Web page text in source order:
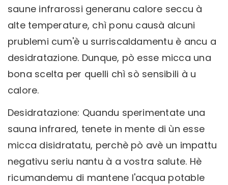
saune infrarossi generanu calore seccu à
alte temperature, chì ponu causà alcuni
prublemi cum'è u surriscaldamentu è ancu a
desidratazione. Dunque, pò esse micca una
bona scelta per quelli chì sò sensibili à u
calore.
Desidratazione: Quandu sperimentate una
sauna infrared, tenete in mente di ùn esse
micca disidratatu, perchè pò avè un impattu
negativu seriu nantu à a vostra salute. Hè
ricumandemu di mantene l'acqua potable